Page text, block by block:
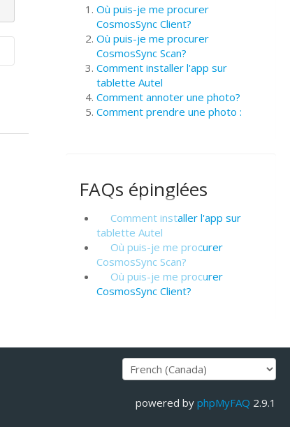
Où puis-je me procurer
CosmosSync Client?
Où puis-je me procurer
CosmosSync Scan?
Comment installer l'app sur
tablette Autel
Comment annoter une photo?
Comment prendre une photo :
FAQs épinglées
Comment installer l'app sur
tablette Autel
Où puis-je me procurer
CosmosSync Scan?
Où puis-je me procurer
CosmosSync Client?
powered by phpMyFAQ 2.9.1